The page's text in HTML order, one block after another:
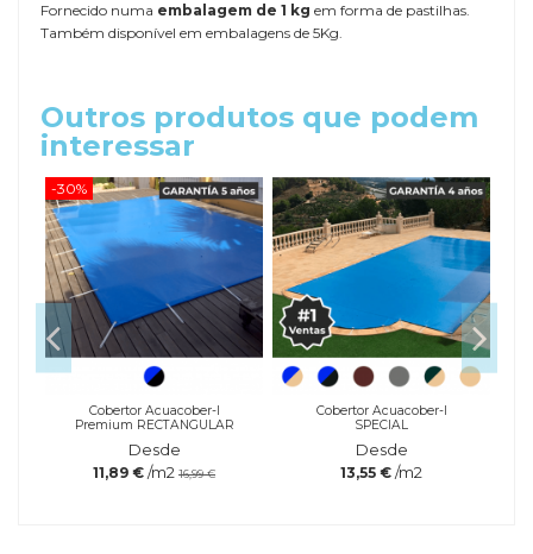
Fornecido numa embalagem de 1 kg em forma de pastilhas.
Também disponível em embalagens de 5Kg.
Outros produtos que podem
interessar
-30%
Cobertor Acuacober-I
Premium RECTANGULAR
Desde
11,89 € /m2 16,99 €
Cobertor Acuacober-I
SPECIAL
Desde
13,55 € /m2